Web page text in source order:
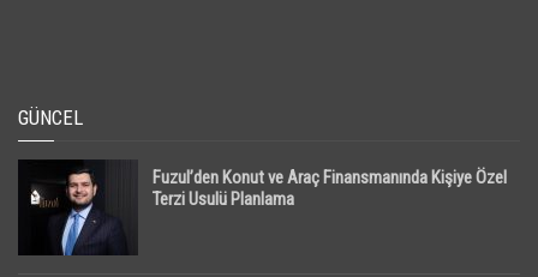
GÜNCEL
Fuzul’den Konut ve Araç Finansmanında Kişiye Özel
Terzi Usulü Planlama